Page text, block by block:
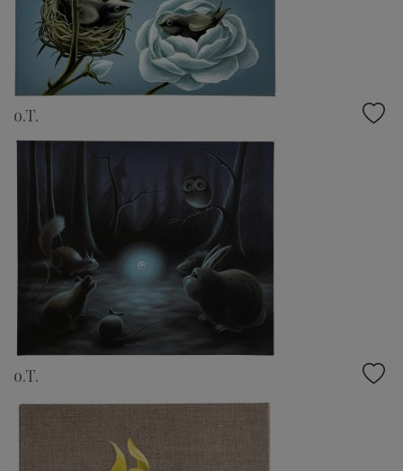
o.T.
o.T.